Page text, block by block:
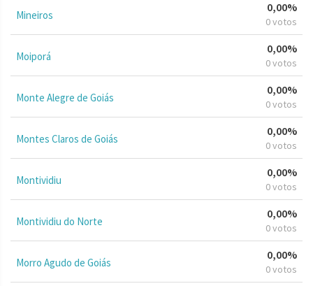
Mineiros
0,00%
0 votos
Moiporá
0,00%
0 votos
Monte Alegre de Goiás
0,00%
0 votos
Montes Claros de Goiás
0,00%
0 votos
Montividiu
0,00%
0 votos
Montividiu do Norte
0,00%
0 votos
Morro Agudo de Goiás
0,00%
0 votos